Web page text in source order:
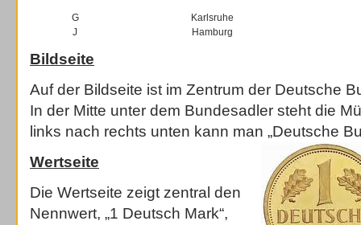
G
Karlsruhe
J
Hamburg
Bildseite
Auf der Bildseite ist im Zentrum der Deutsche
In der Mitte unter dem Bundesadler steht die
links nach rechts unten kann man „Deutsche
Wertseite
Die Wertseite zeigt zentral den
Nennwert, „1 Deutsch Mark“,